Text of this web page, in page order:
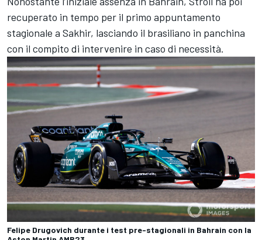
recuperato in tempo per il primo appuntamento
stagionale a Sakhir, lasciando il brasiliano in panchina
con il compito di intervenire in caso di necessità.
Felipe Drugovich durante i test pre-stagionali in Bahrain con la